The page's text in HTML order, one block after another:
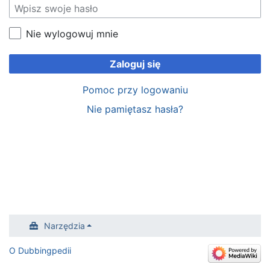
Nie wylogowuj mnie
Zaloguj się
Pomoc przy logowaniu
Nie pamiętasz hasła?
Narzędzia
O Dubbingpedii